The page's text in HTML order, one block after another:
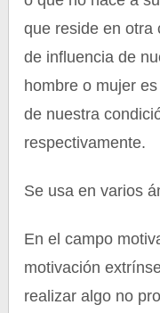
que reside en otra
de influencia de
hombre o mujer
de nuestra
respectivamente.
Se usa en varios
En el campo
motivación
realizar algo no